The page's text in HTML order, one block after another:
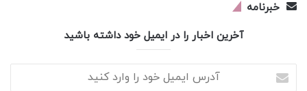
خبرنامه
آخرین اخبار را در ایمیل خود داشته باشید
ایمیل